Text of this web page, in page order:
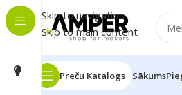
Skip to navigation
Skip to main content
Preču Katalogs Sākums